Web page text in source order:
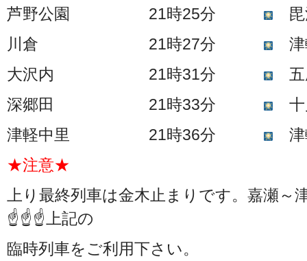
芦野公園 21時25分
川倉 21時27分
大沢内 21時31分
深郷田 21時33分
津軽中里 21時36分
津
★注意★
上り最終列車は金木止まりです。嘉瀬～
☝☝☝上記の
臨時列車をご利用下さい。